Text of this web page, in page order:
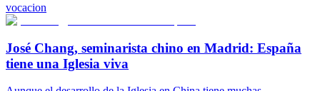
vocacion
José Chang, seminarista chino en Madrid: España
tiene una Iglesia viva